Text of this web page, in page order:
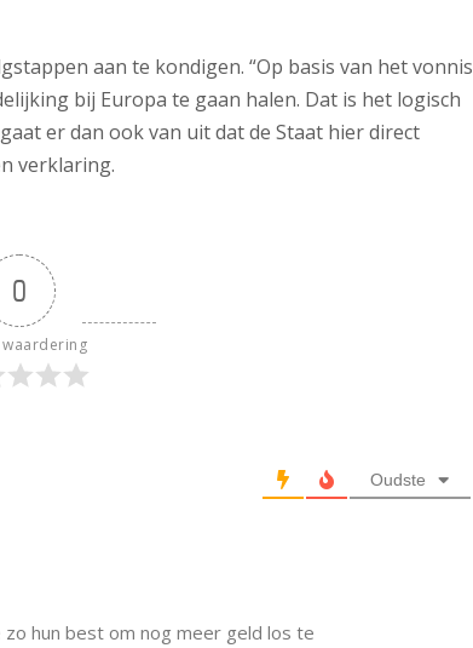
aan te kondigen. “Op basis van het vonnis
bij Europa te gaan halen. Dat is het logisch
er dan ook van uit dat de Staat hier direct
verklaring.
0
Oudste
hun best om nog meer geld los te